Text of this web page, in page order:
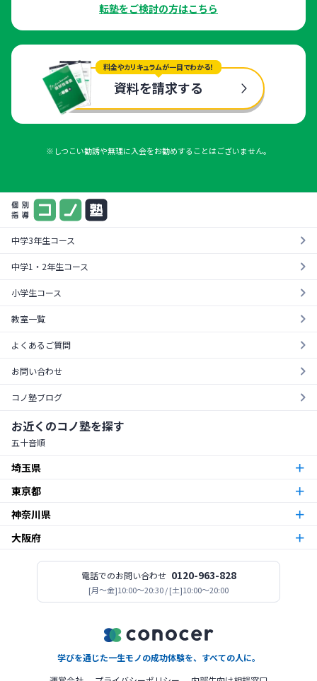
転塾をご検討の方はこちら
料金やカリキュラムが一目でわかる！
資料を請求する
※しつこい勧誘や無理に入会をお勧めすることはございません。
中学3年生コース
中学1・2年生コース
小学生コース
教室一覧
よくあるご質問
お問い合わせ
コノ塾ブログ
お近くのコノ塾を探す
五十音順
埼玉県
朝霞市
越谷市
志木校
新所沢校
東京都
東京23区
足立区
江戸川区 一之江校江戸川中央校小岩校平井校南篠崎校
金町校亀有校 高砂校 立石校 堀切菖蒲園校
神奈川県
厚木市
神木本町校新百合ヶ丘校中野島校南加瀬校武蔵新城校
小田急相模原校古淵校相模原校二本松校
桜ヶ丘校 南林間校
大阪府
今福鶴見校北田辺校関目校西田辺校平野東校都島校
電話でのお問い合わせ 0120-963-828
[月〜金]10:00～20:30 / [土]10:00～20:00
学びを通じた一生モノの成功体験を、すべての人に。